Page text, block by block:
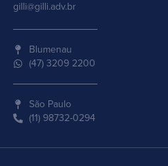
gilli@gilli.adv.br
Blumenau
(47) 3209 2200
São Paulo
(11) 98732-0294